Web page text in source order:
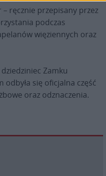
– ręcznie przepisany przez
podczas
więziennych oraz
Zamku
się oficjalna część
oraz odznaczenia.